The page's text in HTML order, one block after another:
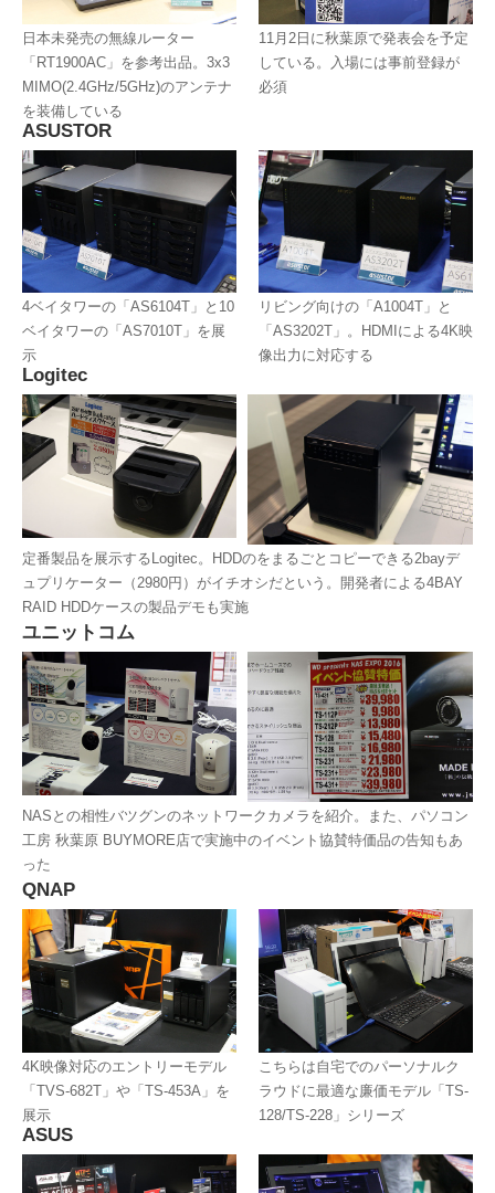
日本未発売の無線ルーター
「RT1900AC」を参考出品。3x3
MIMO(2.4GHz/5GHz)のアンテナ
を装備している
11月2日に秋葉原で発表会を予定
している。入場には事前登録が
必須
ASUSTOR
4ベイタワーの「AS6104T」と10
ベイタワーの「AS7010T」を展
示
リビング向けの「A1004T」と
「AS3202T」。HDMIによる4K映
像出力に対応する
Logitec
定番製品を展示するLogitec。HDDのをまるごとコピーできる2bayデ
ュプリケーター（2980円）がイチオシだという。開発者による4BAY
RAID HDDケースの製品デモも実施
ユニットコム
NASとの相性バツグンのネットワークカメラを紹介。また、パソコン
工房 秋葉原 BUYMORE店で実施中のイベント協賛特価品の告知もあ
った
QNAP
4K映像対応のエントリーモデル
「TVS-682T」や「TS-453A」を
展示
こちらは自宅でのパーソナルク
ラウドに最適な廉価モデル「TS-
128/TS-228」シリーズ
ASUS